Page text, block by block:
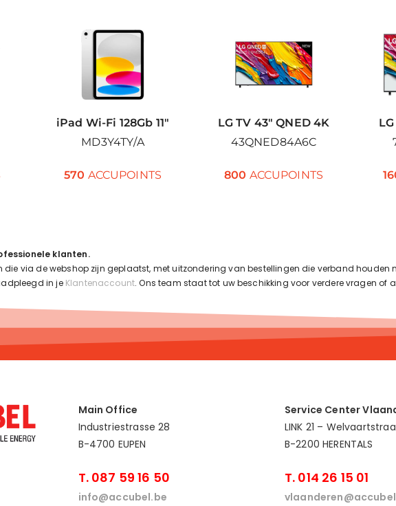
iPad Wi-Fi 128Gb 11″
MD3Y4TY/A
570 ACCUPOINTS
LG TV 43″ QNED 4K
43QNED84A6C
800 ACCUPOINTS
klanten.
die via de webshop zijn geplaatst, met uitzondering van bestellingen die verband
in je Klantenaccount.Ons team staat tot uw beschikking voor verdere vragen of
Main Office
Industriestrasse 28
B-4700 EUPEN
T. 087 59 16 50
info@accubel.be
Service Center
LINK 21 –
B-2200 HERENTALS
T. 014 26 15 01